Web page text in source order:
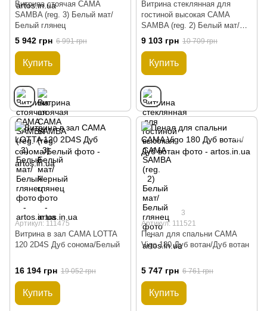
Витрина стоячая CAMA
SAMBA (reg. 3) Белый мат/
Белый глянец
5 942 грн 6 991 грн
Купить
Витрина стеклянная для
гостиной высокая CAMA
SAMBA (reg. 2) Белый мат/
Белый глянец
9 103 грн 10 709 грн
Купить
Артикул: 111475
Витрина в зал CAMA LOTTA
120 2D4S Дуб сонома/Белый
16 194 грн 19 052 грн
Купить
3
Артикул: 111521
Пенал для спальни CAMA
Vigo 180 Дуб вотан/Дуб вотан
5 747 грн 6 761 грн
Купить